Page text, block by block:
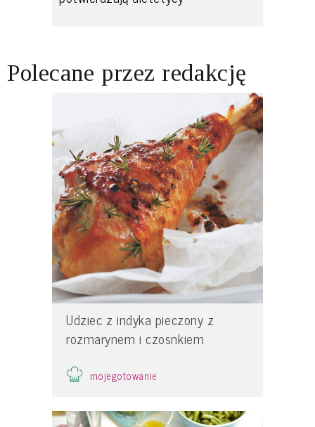
Polecane przez redakcję
Udziec z indyka pieczony z
rozmarynem i czosnkiem
mojegotowanie